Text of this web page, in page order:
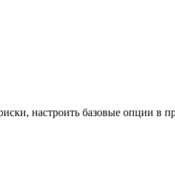
настроить базовые опции в